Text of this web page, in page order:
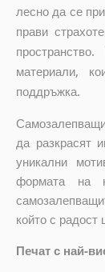
лесно да се
прави
материали,
поддръжка.
да разкрасят
уникални
формата на
който с
Печат с най-